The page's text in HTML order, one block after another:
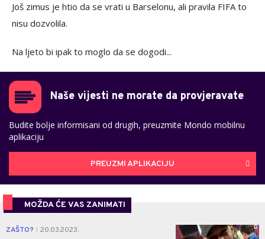
Još zimus je htio da se vrati u Barselonu, ali pravila FIFA to
nisu dozvolila.
Na ljeto bi ipak to moglo da se dogodi...
Naše vijesti ne morate da provjeravate
Budite bolje informisani od drugih, preuzmite Mondo mobilnu
aplikaciju
PREUZMI APLIKACIJU
MOŽDA ĆE VAS ZANIMATI
ZAŠTO? 20.03.2023. 0